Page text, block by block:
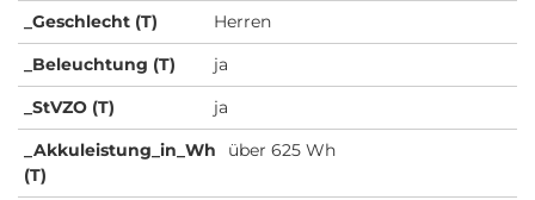
_Geschlecht (T)
Herren
_Beleuchtung (T)
ja
_StVZO (T)
ja
_Akkuleistung_in_Wh
(T)
über 625 Wh